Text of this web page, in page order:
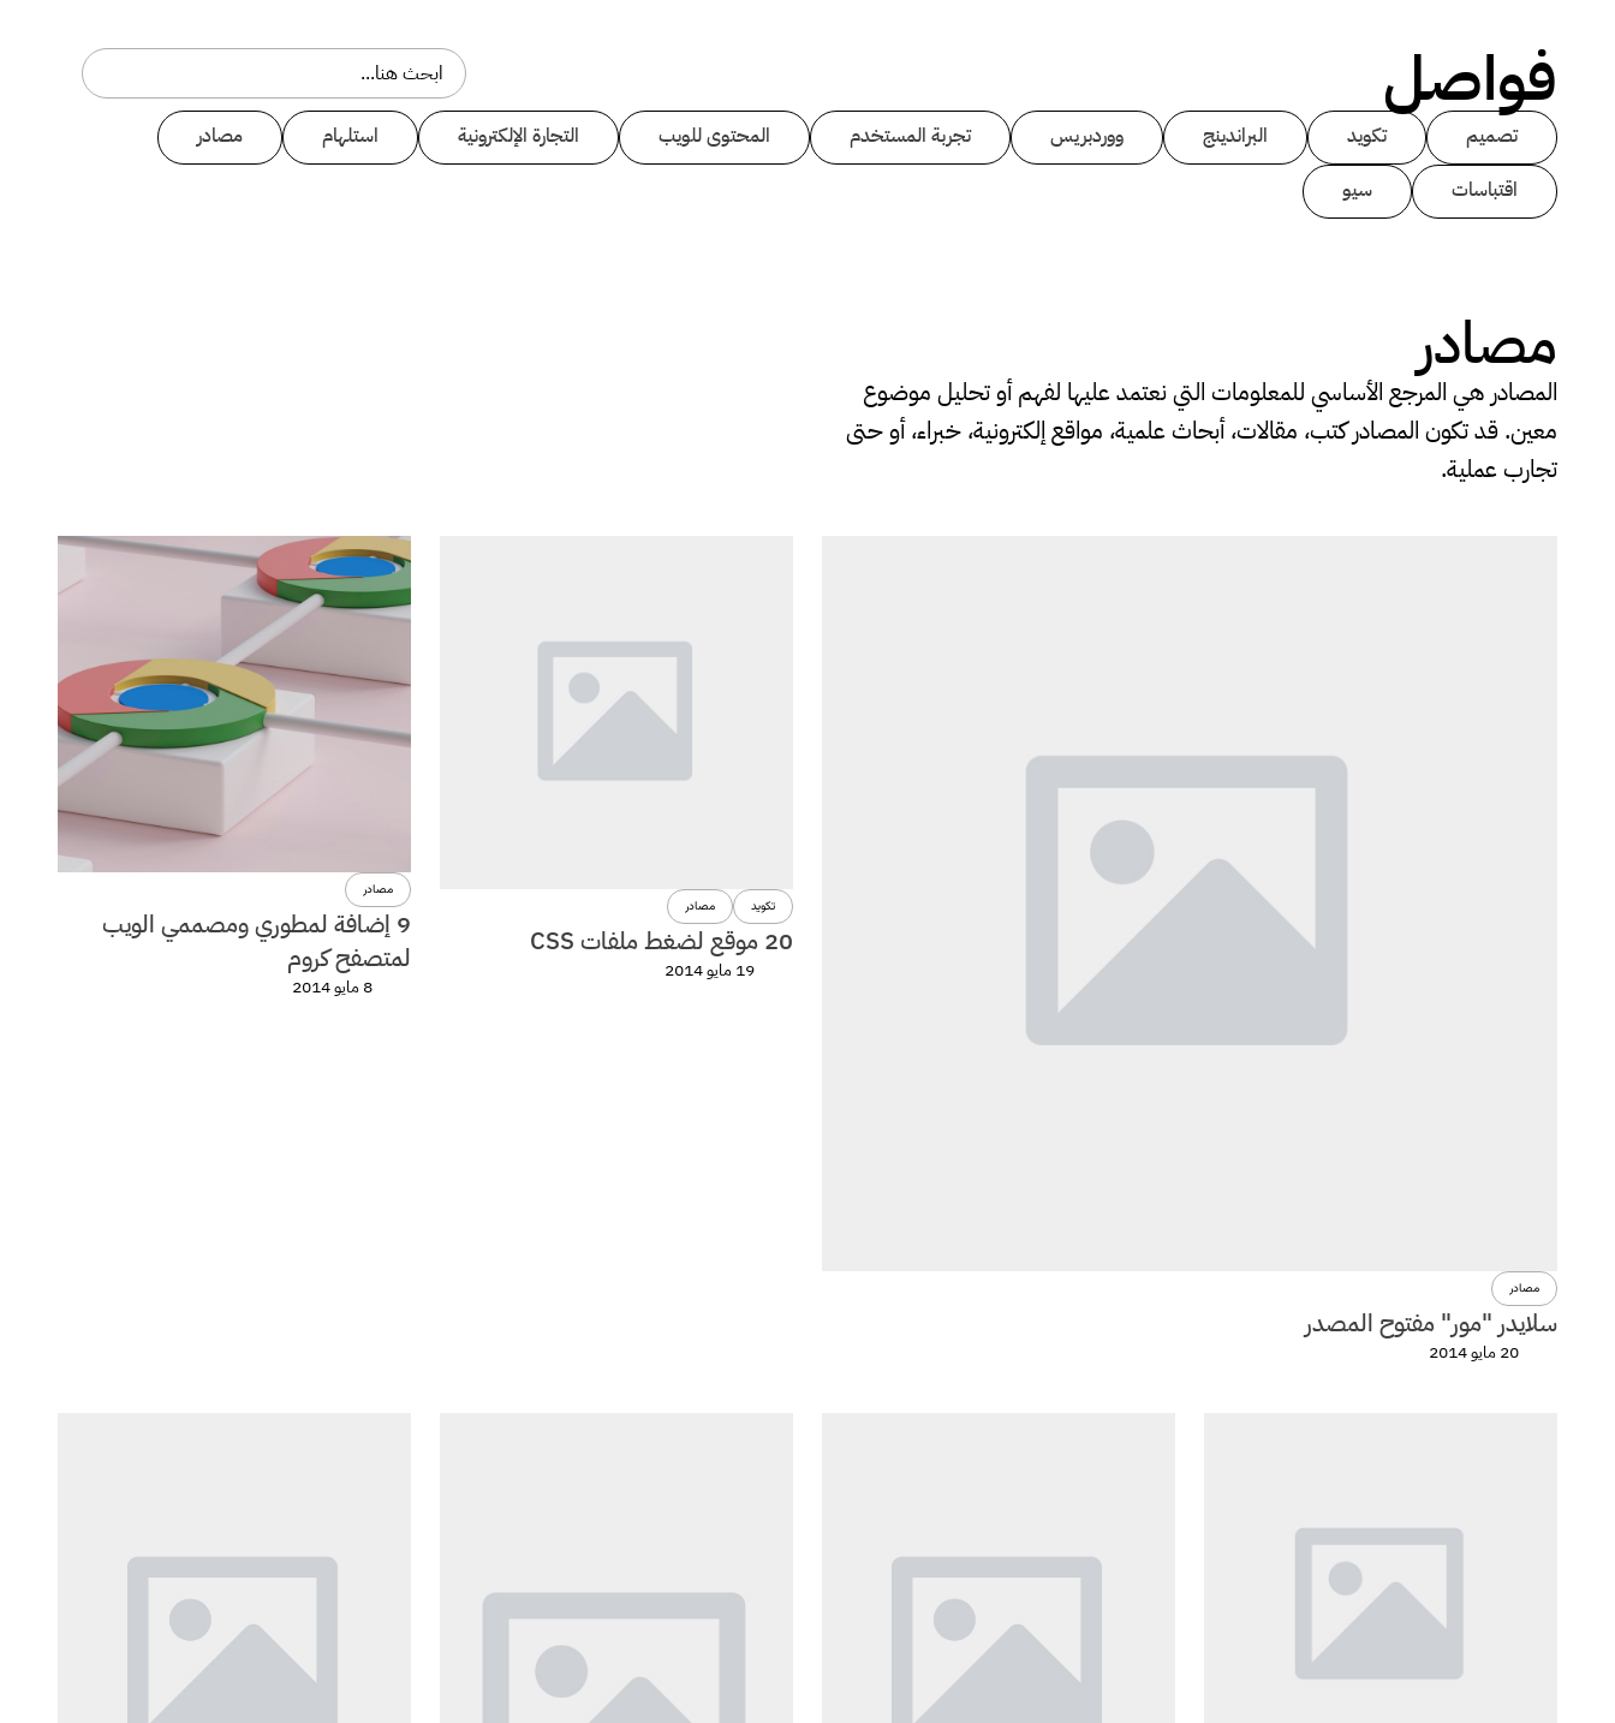
فواصل
تصميم تكويد البراندينج ووردبريس تجربة المستخدم المحتوى للويب التجارة الإلكترونية استلهام
مصادر
اقتباسات
سيو
مصادر
المصادر هي المرجع الأساسي للمعلومات التي نعتمد عليها لفهم أو تحليل موضوع
معين. قد تكون المصادر كتب، مقالات، أبحاث علمية، مواقع إلكترونية، خبراء، أو حتى
تجارب عملية.
مصادر
سلايدر "مور" مفتوح المصدر
20 مايو 2014
تكويد مصادر
20 موقع لضغط ملفات CSS
19 مايو 2014
مصادر
9 إضافة لمطوري ومصممي الويب
لمتصفح كروم
8 مايو 2014